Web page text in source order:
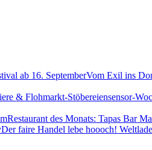
Vom Exil ins
sensor-
Restaurant des Monats: Tapas Bar
Der faire Handel lebe hoooch!